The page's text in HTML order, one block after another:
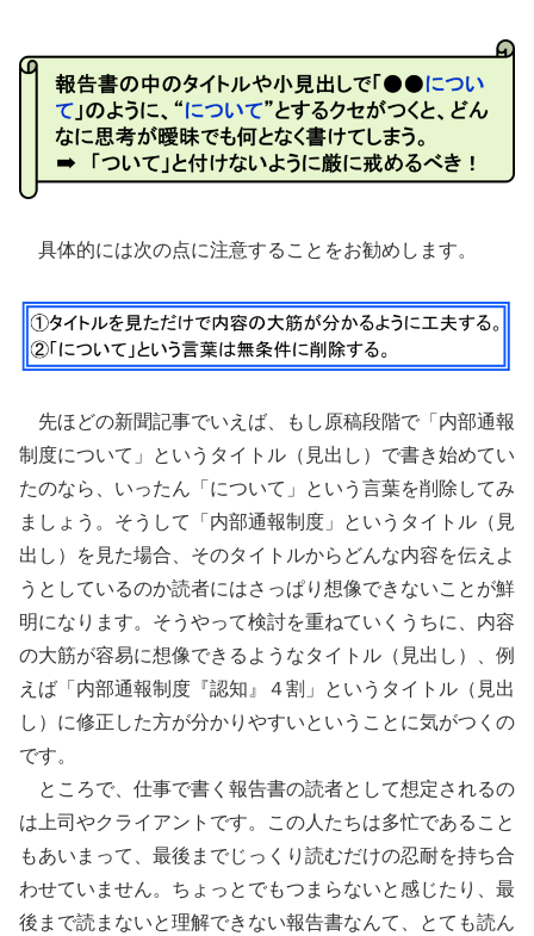
具体的には次の点に注意することをお勧めします。
先ほどの新聞記事でいえば、もし原稿段階で「内部通報
制度について」というタイトル（見出し）で書き始めてい
たのなら、いったん「について」という言葉を削除してみ
ましょう。そうして「内部通報制度」というタイトル（見
出し）を見た場合、そのタイトルからどんな内容を伝えよ
うとしているのか読者にはさっぱり想像できないことが鮮
明になります。そうやって検討を重ねていくうちに、内容
の大筋が容易に想像できるようなタイトル（見出し）、例
えば「内部通報制度『認知』４割」というタイトル（見出
し）に修正した方が分かりやすいということに気がつくの
です。
ところで、仕事で書く報告書の読者として想定されるの
は上司やクライアントです。この人たちは多忙であること
もあいまって、最後までじっくり読むだけの忍耐を持ち合
わせていません。ちょっとでもつまらないと感じたり、最
後まで読まないと理解できない報告書なんて、とても読ん